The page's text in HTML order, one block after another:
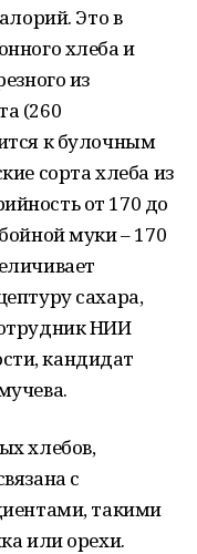
Это в
хлеба и
из
(260
к булочным
сорта хлеба из
от 170 до
муки – 170
сахара,
НИИ
кандидат
хлебов,
с
такими
или орехи.